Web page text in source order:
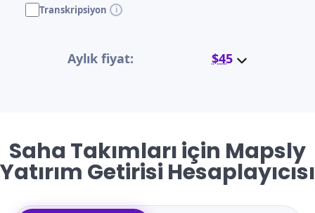
Transkripsiyon
Aylık fiyat: $45
Saha Takımları için Mapsly
Yatırım Getirisi Hesaplayıcısı